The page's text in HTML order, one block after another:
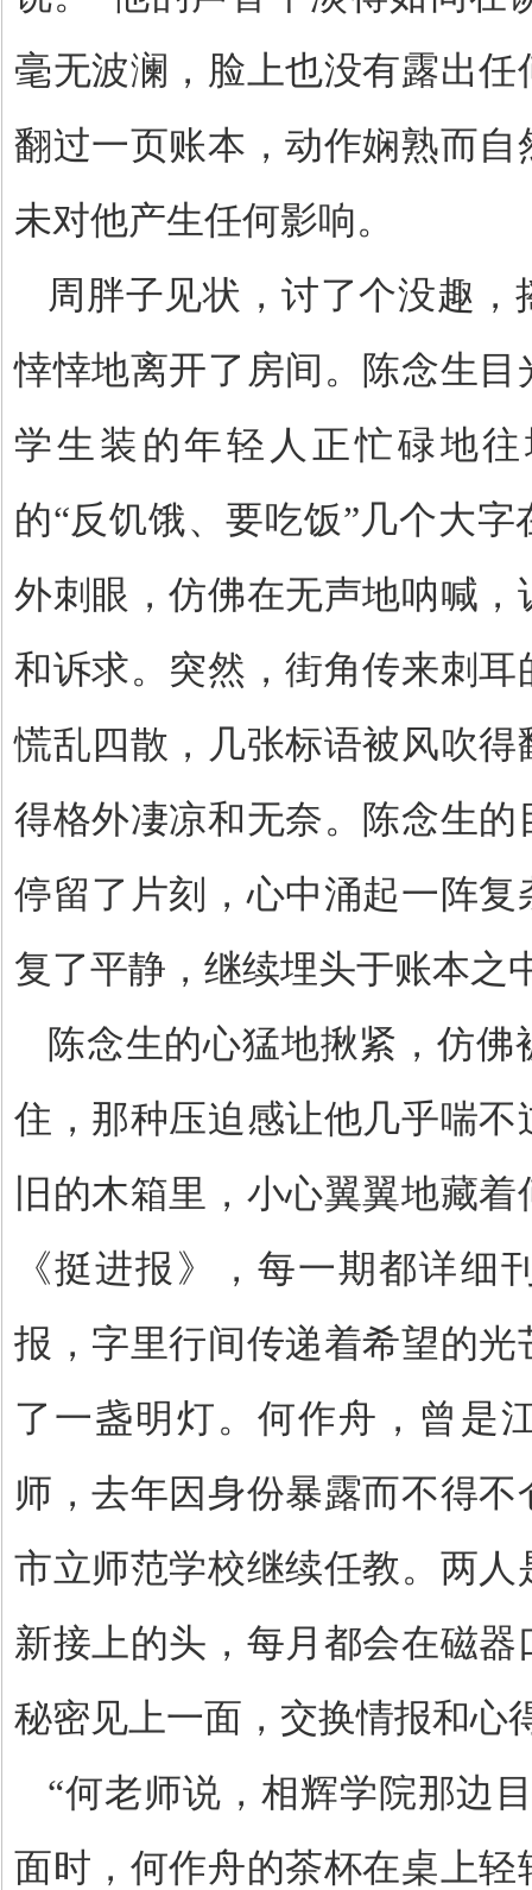
毫无波澜，脸上也没有露出
翻过一页账本，动作娴熟而
未对他产生任何影响。
周胖子见状，讨了个没趣
悻悻地离开了房间。陈念生
学生装的年轻人正忙碌地
的“反饥饿、要吃饭” 几个大字
外刺眼，仿佛在无声地呐喊
和诉求。突然，街角传来刺
慌乱四散，几张标语被风吹
得格外凄凉和无奈。陈念生
停留了片刻，心中涌起一阵
复了平静，继续埋头于账本之
陈念生的心猛地揪紧，仿
住，那种压迫感让他几乎喘
旧的木箱里，小心翼翼地藏
《挺进报》，每一期都详细
报，字里行间传递着希望的
了一盏明灯。何作舟，曾是
师，去年因身份暴露而不得
市立师范学校继续任教。两
新接上的头，每月都会在磁
秘密见上一面，交换情报和心
“何老师说，相辉学院那边
面时，何作舟的茶杯在桌上